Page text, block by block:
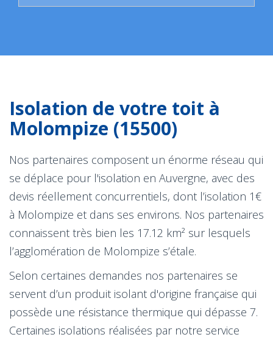
Isolation de votre toit à
Molompize (15500)
Nos partenaires composent un énorme réseau qui
se déplace pour l'isolation en Auvergne, avec des
devis réellement concurrentiels, dont l’isolation 1€
à Molompize et dans ses environs. Nos partenaires
connaissent très bien les 17.12 km² sur lesquels
l’agglomération de Molompize s’étale.
Selon certaines demandes nos partenaires se
servent d’un produit isolant d'origine française qui
possède une résistance thermique qui dépasse 7.
Certaines isolations réalisées par notre service